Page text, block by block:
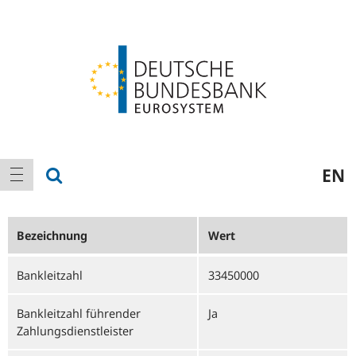
Hauptnavigation
Navigation anzeigen EN
Bezeichnung Wert
Bankleitzahl 33450000
Bankleitzahl führender
Zahlungsdienstleister
Ja